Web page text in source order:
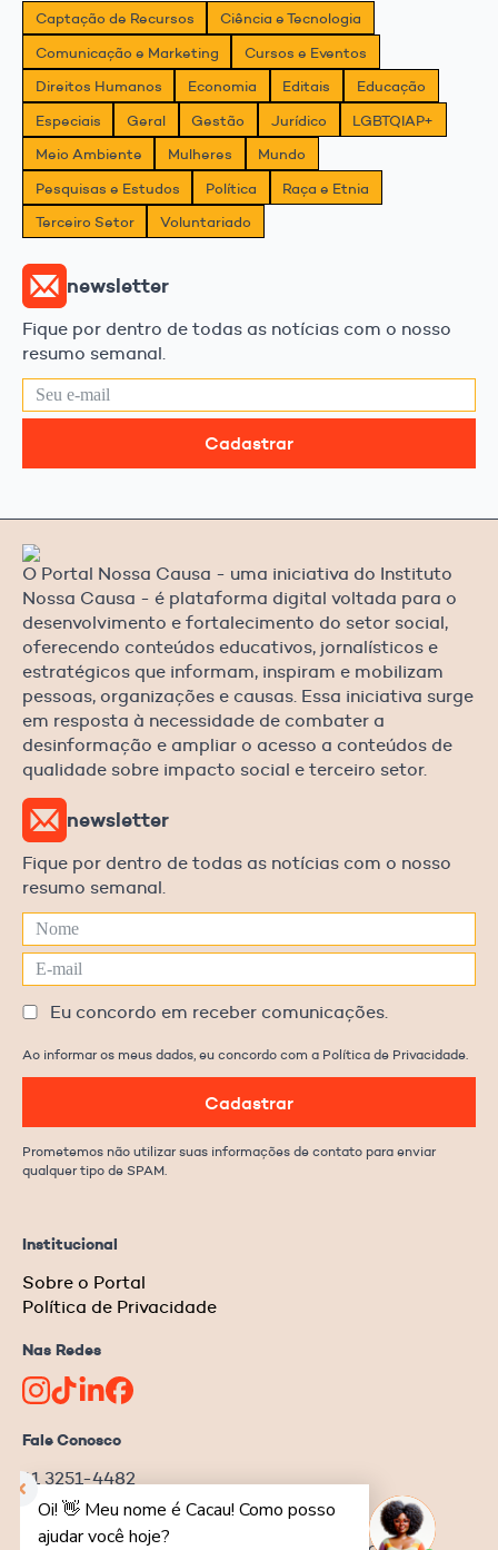
Captação de Recursos
Ciência e Tecnologia
Comunicação e Marketing
Cursos e Eventos
Direitos Humanos
Economia Editais
Educação
Especiais
Geral Gestão Jurídico
LGBTQIAP+
Meio Ambiente
Mulheres
Mundo
Pesquisas e Estudos
Política
Raça e Etnia
Terceiro Setor
Voluntariado
newsletter
Fique por dentro de todas as notícias com o nosso
resumo semanal.
Cadastrar
O Portal Nossa Causa - uma iniciativa do Instituto
Nossa Causa - é plataforma digital voltada para o
desenvolvimento e fortalecimento do setor social,
oferecendo conteúdos educativos, jornalísticos e
estratégicos que informam, inspiram e mobilizam
pessoas, organizações e causas. Essa iniciativa surge
em resposta à necessidade de combater a
desinformação e ampliar o acesso a conteúdos de
qualidade sobre impacto social e terceiro setor.
Institucional
Sobre o Portal
Política de Privacidade
Nas Redes
Fale Conosco
11 3251-4482
redacao@ongnews.com.br
Rua Manoel da Nóbrega, 354 – cj.32
newsletter
Fique por dentro de todas as notícias com o nosso
resumo semanal.
Eu concordo em receber comunicações.
Ao informar os meus dados, eu concordo com a Política de Privacidade.
Cadastrar
Prometemos não utilizar suas informações de contato para enviar
qualquer tipo de SPAM.